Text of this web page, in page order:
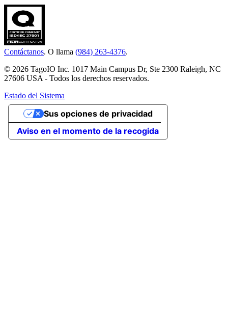
Contáctanos. O llama (984) 263-4376.
© 2026 TagoIO Inc. 1017 Main Campus Dr, Ste 2300 Raleigh, NC
27606 USA - Todos los derechos reservados.
Estado del Sistema
Aviso en el momento de la recogida
Sus opciones de privacidad